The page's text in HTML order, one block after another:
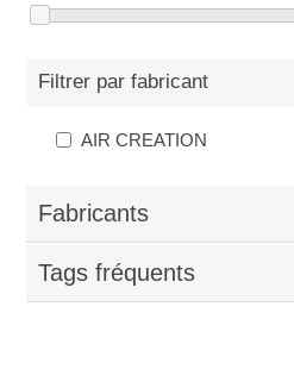
Filtrer par fabricant
AIR CREATION
Fabricants
Tags fréquents